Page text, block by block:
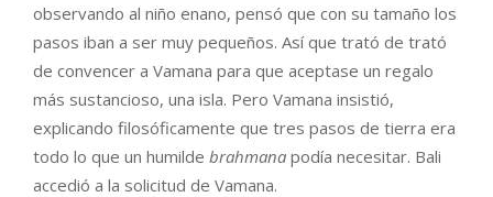
observando al niño enano, pensó que con su tamaño los
pasos iban a ser muy pequeños. Así que trató de trató
de convencer a Vamana para que aceptase un regalo
más sustancioso, una isla. Pero Vamana insistió,
explicando filosóficamente que tres pasos de tierra era
todo lo que un humilde brahmana podía necesitar. Bali
accedió a la solicitud de Vamana.